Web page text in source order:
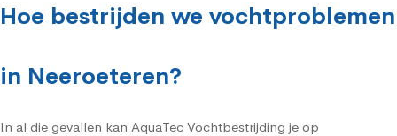
Hoe bestrijden we vochtproblemen
in Neeroeteren?
In al die gevallen kan AquaTec Vochtbestrijding je op